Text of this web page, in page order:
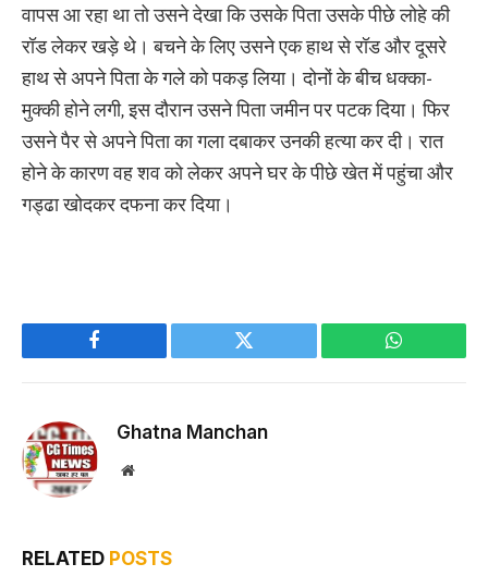
वापस आ रहा था तो उसने देखा कि उसके पिता उसके पीछे लोहे की
रॉड लेकर खड़े थे। बचने के लिए उसने एक हाथ से रॉड और दूसरे
हाथ से अपने पिता के गले को पकड़ लिया। दोनों के बीच धक्का-
मुक्की होने लगी, इस दौरान उसने पिता जमीन पर पटक दिया। फिर
उसने पैर से अपने पिता का गला दबाकर उनकी हत्या कर दी। रात
होने के कारण वह शव को लेकर अपने घर के पीछे खेत में पहुंचा और
गड्ढा खोदकर दफना कर दिया।
Facebook Twitter WhatsApp
Ghatna Manchan
Website
RELATED POSTS